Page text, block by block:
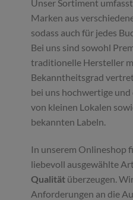
Unser Sortiment
Marken aus
sodass auch für jedes
Bei uns sind sowohl
traditionelle Hersteller
Bekanntheitsgrad
bei uns hochwertige
von kleinen Lokalen
bekannten Labeln.
In unserem Onlineshop
liebevoll ausgewählte
Qualität überzeugen.
Anforderungen an die